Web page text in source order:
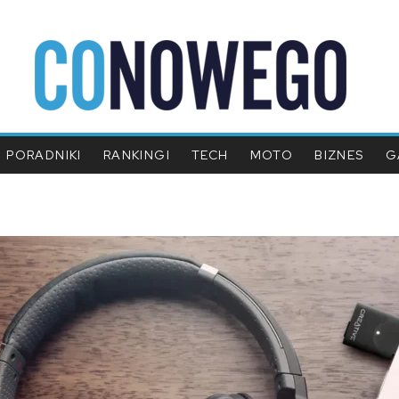
PORADNIKI RANKINGI TECH MOTO BIZNES